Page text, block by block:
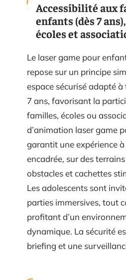
Accessibilité aux
enfants (dès 7
écoles et
Le laser game pour
repose sur un principe
espace sécurisé adapté à
7 ans, favorisant la
familles, écoles ou
d’animation laser game
garantit une expérience
encadrée, sur des
obstacles et cachettes
Les adolescents sont
parties immersives, tout
profitant d’un
dynamique. La sécurité
briefing et une